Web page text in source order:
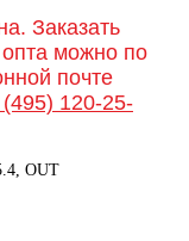
Заказать
опта можно по
почте
120-25-
OUT